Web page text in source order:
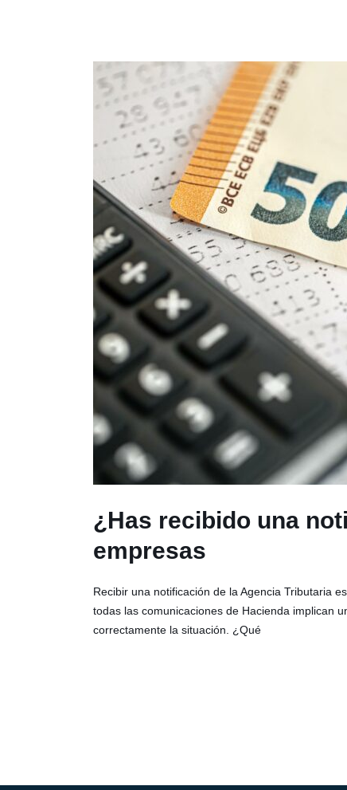
¿Has recibido una
empresas
Recibir una notificación de la Agencia Tributaria
todas las comunicaciones de Hacienda implican
correctamente la situación. ¿Qué